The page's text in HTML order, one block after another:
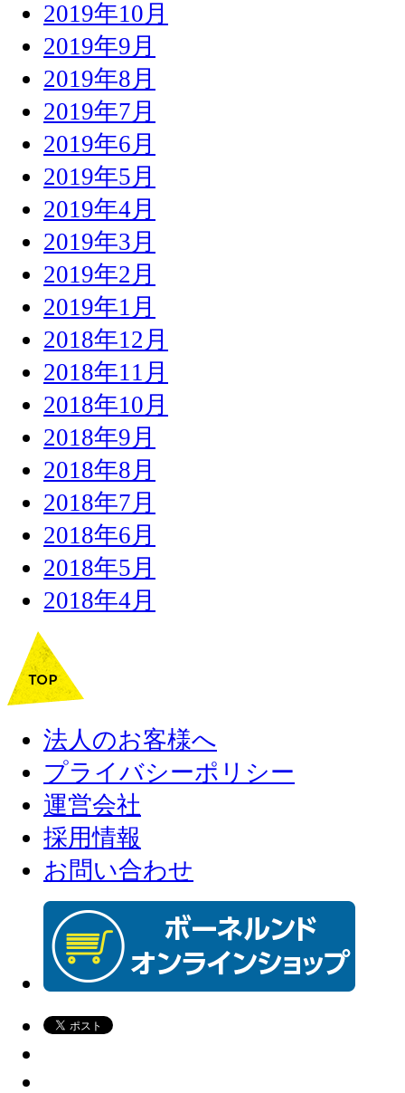
2019年10月
2019年9月
2019年8月
2019年7月
2019年6月
2019年5月
2019年4月
2019年3月
2019年2月
2019年1月
2018年12月
2018年11月
2018年10月
2018年9月
2018年8月
2018年7月
2018年6月
2018年5月
2018年4月
法人のお客様へ
プライバシーポリシー
運営会社
採用情報
お問い合わせ